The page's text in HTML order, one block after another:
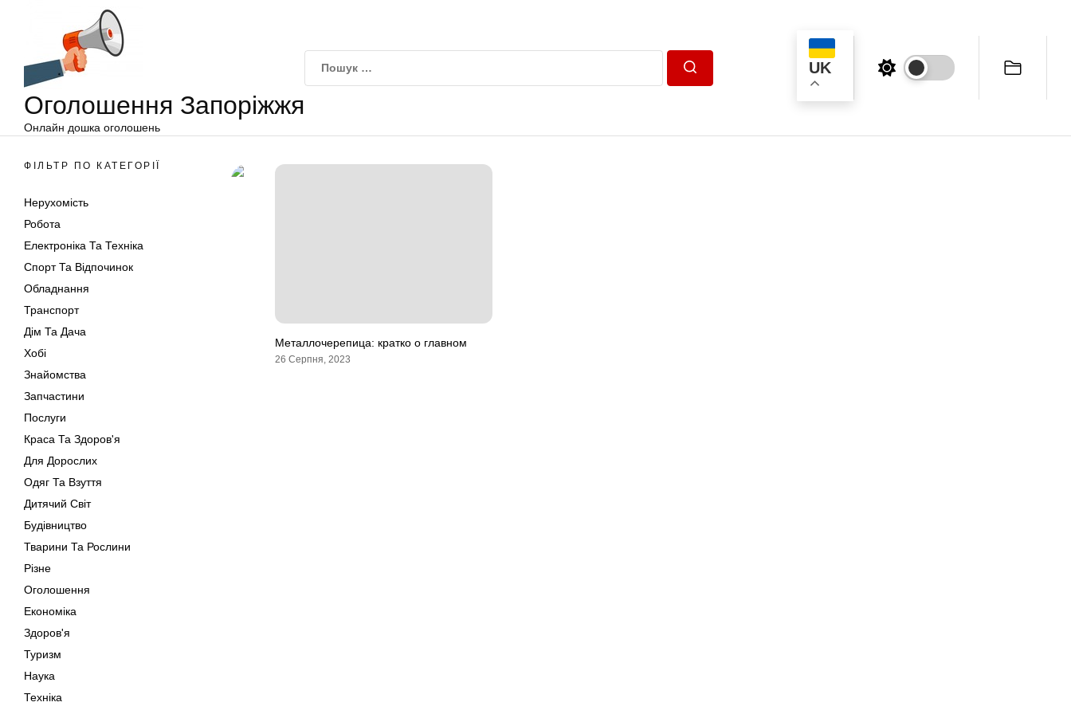
Оголошення Запоріжжя
Онлайн дошка оголошень
UK
ФІЛЬТР ПО КАТЕГОРІЇ
Нерухомість
Робота
Електроніка Та Техніка
Спорт Та Відпочинок
Обладнання
Транспорт
Дім Та Дача
Хобі
Знайомства
Запчастини
Послуги
Краса Та Здоров'я
Для Дорослих
Одяг Та Взуття
Дитячий Світ
Будівництво
Тварини Та Рослини
Різне
Оголошення
Економіка
Здоров'я
Туризм
Наука
Техніка
Металлочерепица: кратко о главном
26 Серпня, 2023